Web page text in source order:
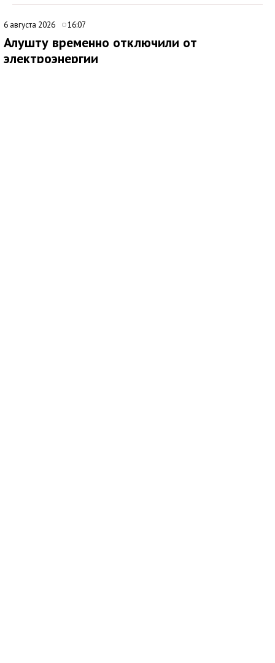
6 августа 2026 16:07
Алушту временно отключили от
электроэнергии